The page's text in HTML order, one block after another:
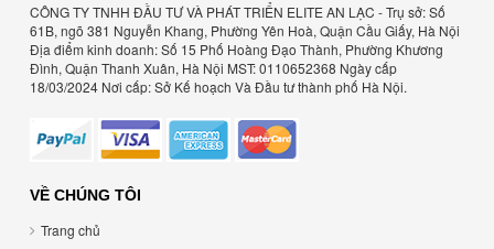
CÔNG TY TNHH ĐẦU TƯ VÀ PHÁT TRIỂN ELITE AN LẠC - Trụ sở: Số
61B, ngõ 381 Nguyễn Khang, Phường Yên Hoà, Quận Cầu Giấy, Hà Nội
Địa điểm kinh doanh: Số 15 Phố Hoàng Đạo Thành, Phường Khương
Đình, Quận Thanh Xuân, Hà Nội MST: 0110652368 Ngày cấp
18/03/2024 Nơi cấp: Sở Kế hoạch Và Đầu tư thành phố Hà Nội.
VỀ CHÚNG TÔI
Trang chủ